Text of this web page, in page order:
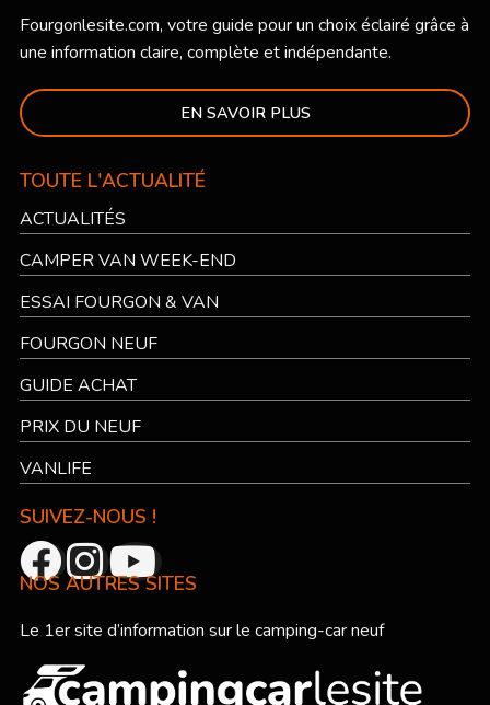
Fourgonlesite.com, votre guide pour un choix éclairé grâce à
une information claire, complète et indépendante.
EN SAVOIR PLUS
TOUTE L'ACTUALITÉ
ACTUALITÉS
CAMPER VAN WEEK-END
ESSAI FOURGON & VAN
FOURGON NEUF
GUIDE ACHAT
PRIX DU NEUF
VANLIFE
SUIVEZ-NOUS !
NOS AUTRES SITES
Le 1er site d’information sur le camping-car neuf